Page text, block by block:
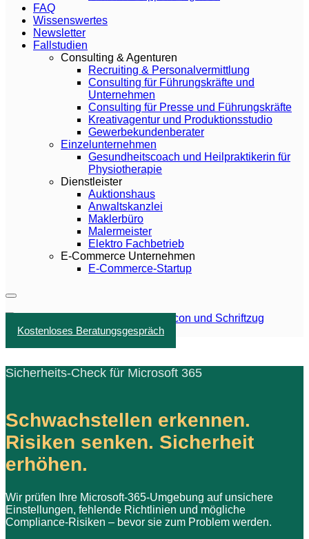
FAQ
Wissenswertes
Newsletter
Fallstudien
Consulting & Agenturen
Recruiting & Personalvermittlung
Consulting für Führungskräfte und
Unternehmen
Consulting für Presse und Führungskräfte
Kreativagentur und Produktionsstudio
Gewerbekundenberater
Einzelunternehmen
Gesundheitscoach und Heilpraktikerin für
Physiotherapie
Dienstleister
Auktionshaus
Anwaltskanzlei
Maklerbüro
Malermeister
Elektro Fachbetrieb
E-Commerce Unternehmen
E-Commerce-Startup
Kostenloses Beratungsgespräch
Sicherheits-Check für Microsoft 365
Schwachstellen erkennen.
Risiken senken. Sicherheit
erhöhen.
Wir prüfen Ihre Microsoft-365-Umgebung auf unsichere
Einstellungen, fehlende Richtlinien und mögliche
Compliance-Risiken – bevor sie zum Problem werden.